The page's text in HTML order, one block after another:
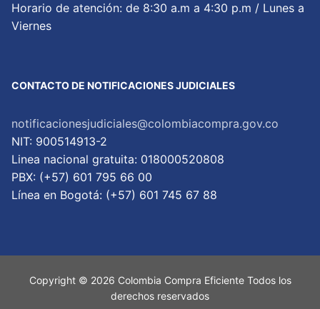
Horario de atención: de 8:30 a.m a 4:30 p.m / Lunes a
Viernes
CONTACTO DE NOTIFICACIONES JUDICIALES
notificacionesjudiciales@colombiacompra.gov.co
NIT: 900514913-2
Linea nacional gratuita: 018000520808
PBX: (+57) 601 795 66 00
Lí­nea en Bogotá: (+57) 601 745 67 88
Copyright © 2026 Colombia Compra Eficiente Todos los
derechos reservados